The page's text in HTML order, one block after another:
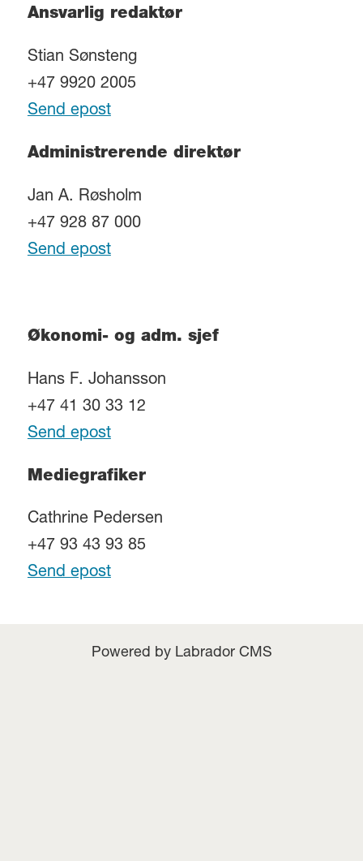
Ansvarlig redaktør
Stian Sønsteng
+47 9920 2005
Send epost
Administrerende direktør
Jan A. Røsholm
+47 928 87 000
Send epost
Økonomi- og adm. sjef
Hans F. Johansson
+47 41 30 33 12
Send epost
Mediegrafiker
Cathrine Pedersen
+47 93 43 93 85
Send epost
Powered by Labrador CMS